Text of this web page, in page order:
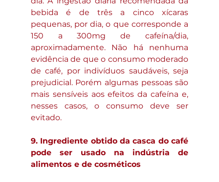
bebida é de três a cinco xícaras
pequenas, por dia, o que corresponde a
150 a 300mg de cafeína/dia,
aproximadamente. Não há nenhuma
evidência de que o consumo moderado
de café, por indivíduos saudáveis, seja
prejudicial. Porém algumas pessoas são
mais sensíveis aos efeitos da cafeína e,
nesses casos, o consumo deve ser
evitado.
9. Ingrediente obtido da casca do café
pode ser usado na indústria de
alimentos e de cosméticos